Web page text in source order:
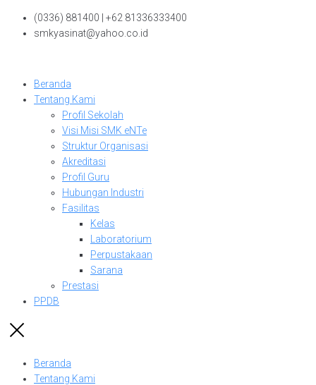
Skip
(0336) 881400 | +62 81336333400
smkyasinat@yahoo.co.id
Beranda
Tentang Kami
Profil Sekolah
Visi Misi SMK eNTe
Struktur Organisasi
Akreditasi
Profil Guru
Hubungan Industri
Fasilitas
Kelas
Laboratorium
Perpustakaan
Sarana
Prestasi
PPDB
Beranda
Tentang Kami